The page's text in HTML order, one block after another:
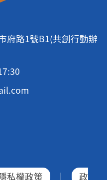
府路1號B1(共創行動辦
私權政策 | 政